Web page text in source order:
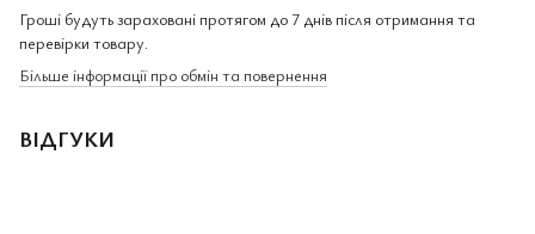
Гроші будуть зараховані протягом до 7 днів після отримання та
перевірки товару.
Більше інформації про обмін та повернення
ВІДГУКИ